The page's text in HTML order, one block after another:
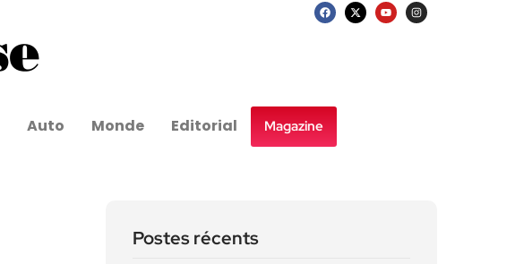
Auto Monde Editorial Magazine
Postes récents